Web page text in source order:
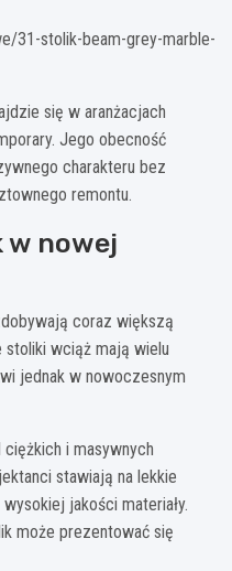
31-stolik-beam-grey-marble-
się w aranżacjach
Jego obecność
charakteru bez
remontu.
nowej
coraz większą
stoliki wciąż mają wielu
jednak w nowoczesnym
i masywnych
stawiają na lekkie
jakości materiały.
może prezentować się